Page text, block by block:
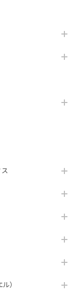
）